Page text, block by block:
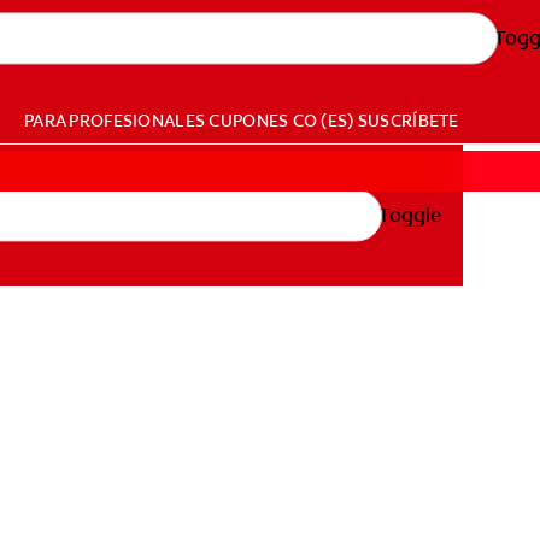
PARA PROFESIONALESCUPONES CO (ES) SUSCRÍBETE
Toggle